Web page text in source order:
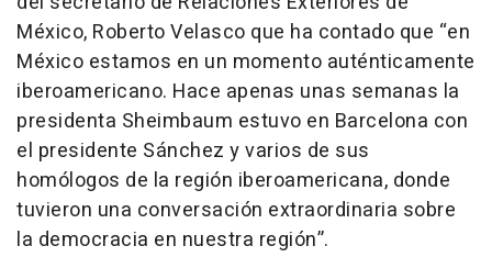
México, Roberto Velasco que ha contado que “en
México estamos en un momento auténticamente
iberoamericano. Hace apenas unas semanas la
presidenta Sheimbaum estuvo en Barcelona con
el presidente Sánchez y varios de sus
homólogos de la región iberoamericana, donde
tuvieron una conversación extraordinaria sobre
la democracia en nuestra región”.